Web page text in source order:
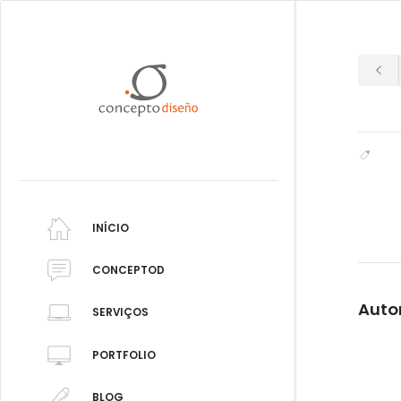
INÍCIO
CONCEPTOD
SERVIÇOS
PORTFOLIO
BLOG